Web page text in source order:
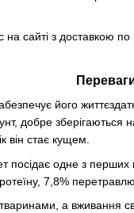
сайті з доставкою по
його
добре зберігаються
він стає кущем.
одне з перших
7,8%
а вживання